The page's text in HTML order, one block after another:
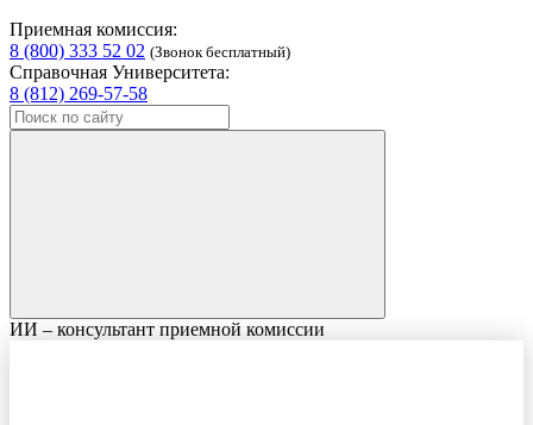
Приемная комиссия:
8 (800) 333 52 02 (Звонок бесплатный)
Справочная Университета:
8 (812) 269-57-58
ИИ – консультант приемной комиссии